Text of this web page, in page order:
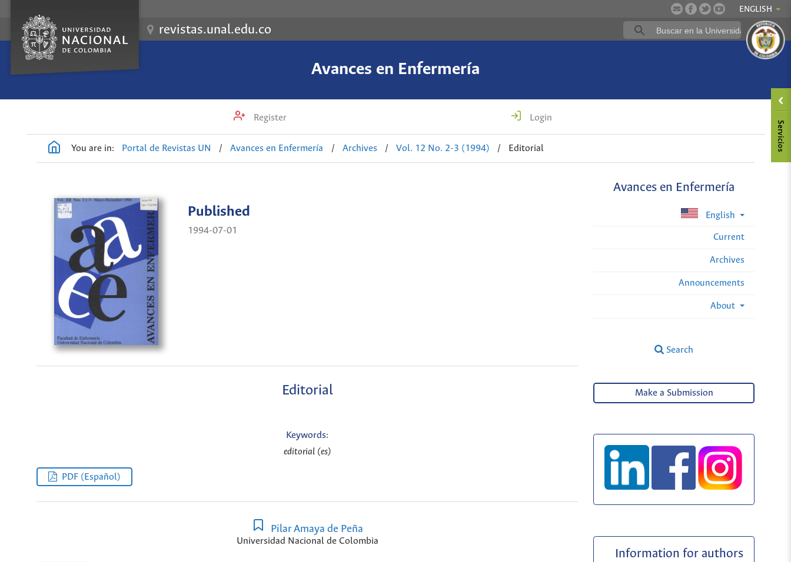
ENGLISH
revistas.unal.edu.co
Avances en Enfermería
Register Login
You are in: Portal de Revistas UN / Avances en Enfermería / Archives / Vol. 12 No. 2-3 (1994) / Editorial
Avances en Enfermería
English
Current
Archives
Announcements
About
Search
Published
1994-07-01
Editorial
Keywords:
editorial (es)
PDF (Español)
Pilar Amaya de Peña
Universidad Nacional de Colombia
Make a Submission
Information for authors